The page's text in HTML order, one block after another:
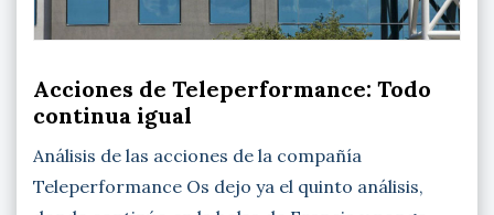
Acciones de Teleperformance: Todo
continua igual
Análisis de las acciones de la compañía
Teleperformance Os dejo ya el quinto análisis,